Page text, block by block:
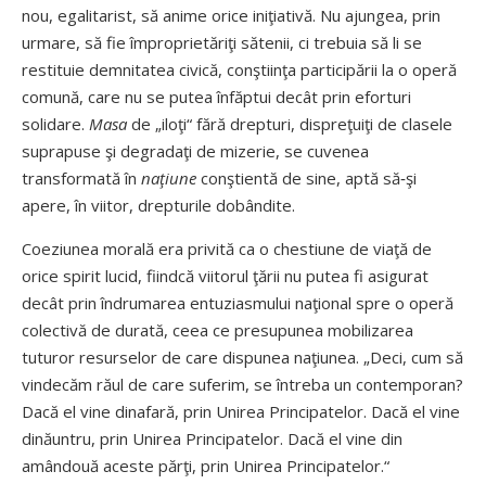
nou, egalitarist, să anime orice iniţiativă. Nu ajungea, prin
urmare, să fie împroprietăriţi sătenii, ci trebuia să li se
restituie demnitatea civică, conştiinţa participării la o operă
comună, care nu se putea înfăptui decât prin eforturi
solidare. Masa de „iloţi“ fără drepturi, dispreţuiţi de clasele
suprapuse şi degradaţi de mizerie, se cuvenea
transformată în naţiune conştientă de sine, aptă să‑şi
apere, în viitor, drepturile dobândite.
Coeziunea morală era privită ca o chestiune de viaţă de
orice spirit lucid, fiindcă viitorul ţării nu putea fi asigurat
decât prin îndrumarea entuziasmului naţional spre o operă
colectivă de durată, ceea ce presupunea mobilizarea
tuturor resurselor de care dispunea naţiunea. „Deci, cum să
vindecăm răul de care suferim, se întreba un contemporan?
Dacă el vine dinafară, prin Unirea Principatelor. Dacă el vine
dinăuntru, prin Unirea Principatelor. Dacă el vine din
amândouă aceste părţi, prin Unirea Principatelor.“